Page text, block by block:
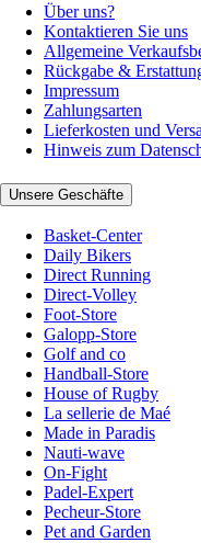
Über uns?
Kontaktieren Sie uns
Allgemeine
Rückgabe &
Impressum
Zahlungsarten
Lieferkosten und
Hinweis zum
Unsere Geschäfte
Basket-Center
Daily Bikers
Direct Running
Direct-Volley
Foot-Store
Galopp-Store
Golf and co
Handball-Store
House of Rugby
La sellerie de Maé
Made in Paradis
Nauti-wave
On-Fight
Padel-Expert
Pecheur-Store
Pet and Garden